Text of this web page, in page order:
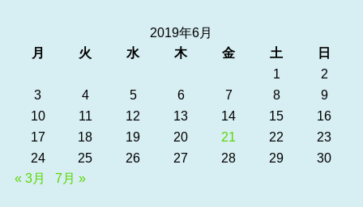
2019年6月
月
火 水 木 金 土
日
1
2
3
4 5 6 7 8
9
10
11 12 13 14 15
16
17
18 19 20 21 22
23
24
25 26 27 28 29
30
« 3月
7月 »